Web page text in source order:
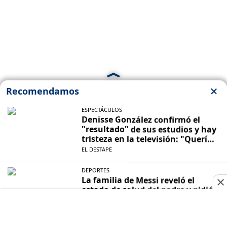
: Talar Producciones S.A. CUIT: 33-71448833-9
Dirección Nacional de Derecho de Autor -EN TRÁMITE
Edición Nº - 4293 - 07/08/2026
TERMINOS Y CONDICIONES